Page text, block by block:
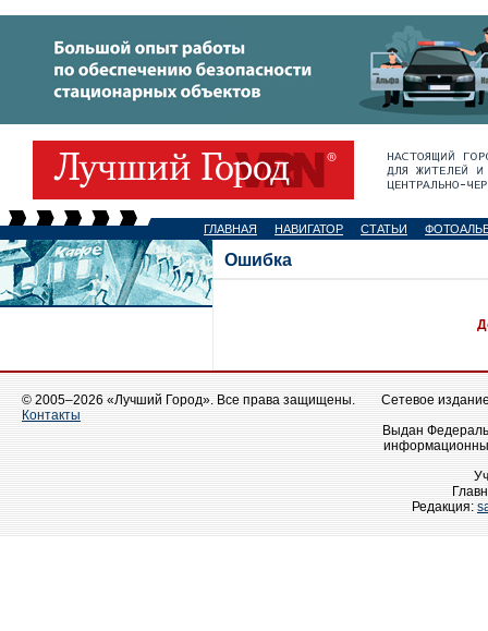
ГЛАВНАЯ НАВИГАТОР СТАТЬИ
Ошибка
© 2005–2026 «Лучший Город». Все права защищены.
Контакты
Сетевое
Выдан
Редакция: